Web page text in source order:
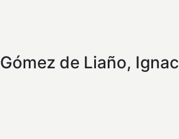
Gómez de Liaño,